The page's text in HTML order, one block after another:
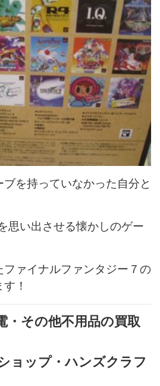
ブを持っていなかった自分と
思い出させる懐かしのゲー
ァイナルファンタジー７の
！
・その他不用品の買取
ョップ・ハンズクラフ